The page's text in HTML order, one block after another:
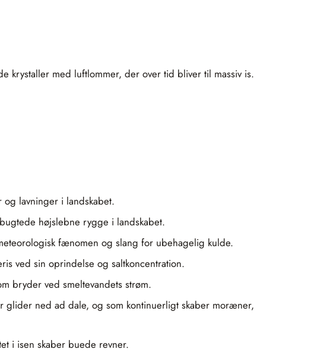
krystaller med luftlommer, der over tid bliver til massiv is.
lavninger i landskabet.
højslebne rygge i landskabet.
fænomen og slang for ubehagelig kulde.
ved sin oprindelse og saltkoncentration.
bryder ved smeltevandets strøm.
ned ad dale, og som kontinuerligt skaber moræner,
i isen skaber buede revner.